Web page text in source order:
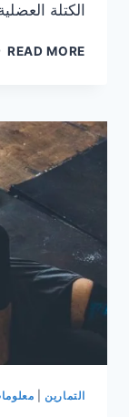
الكتلة
READ MORE
و
التمارين